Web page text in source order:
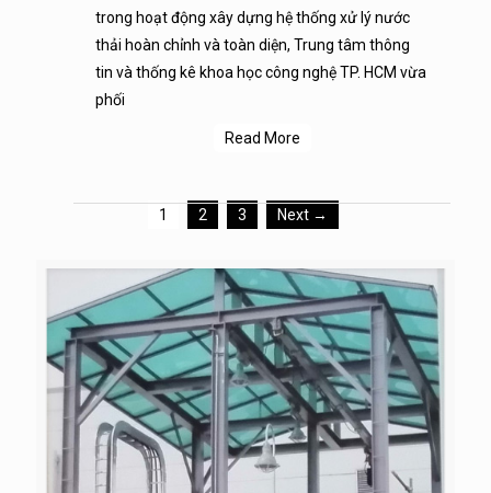
trong hoạt động xây dựng hệ thống xử lý nước
thải hoàn chỉnh và toàn diện, Trung tâm thông
tin và thống kê khoa học công nghệ TP. HCM vừa
phối
Read More
1 2 3 Next →